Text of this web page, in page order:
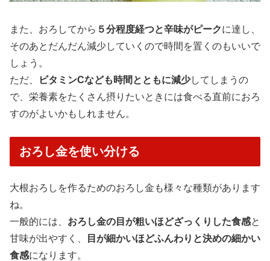
また、おろしてから ５分程度経つと辛味がピークに達し、
そのあとだんだん減少していくので時間を置くのもいいで
しょう。
ただ、
ビタミンCなども時間とともに減少してしまうの
で、栄養素をたくさん摂りたいときには食べる直前におろ
すのがよいかもしれません。
おろし金を使い分ける
大根おろしを作るためのおろし金も様々な種類があります
ね。
一般的には、 おろし金の目が粗いほどざっくりした食感と
甘味が出やすく、
目が細かいほどふんわりと決めの細かい
食感になります。